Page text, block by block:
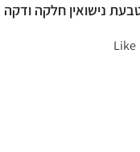
נישואין חלקה ודקה
Like